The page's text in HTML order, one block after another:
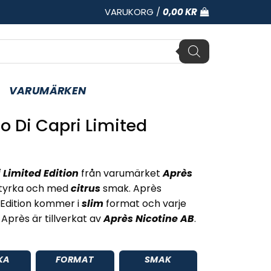
VARUKORG / 0,00KR
VARUMÄRKEN
Di Capri Limited
Limited Edition från varumärketAprès
och medcitrussmak. Après
kommer islim format och varje
är tillverkat avAprès Nicotine AB.
FORMAT SMAK